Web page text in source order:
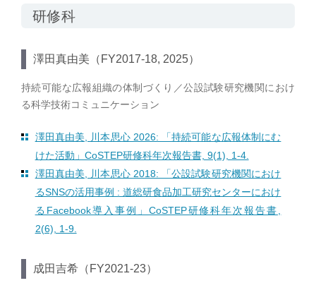
研修科
澤田真由美（FY2017-18, 2025）
持続可能な広報組織の体制づくり／公設試験研究機関におけ
る科学技術コミュニケーション
澤田真由美, 川本思心 2026: 「持続可能な広報体制にむ
けた活動」CoSTEP研修科年次報告書, 9(1), 1-4.
澤田真由美, 川本思心 2018: 「公設試験研究機関におけ
るSNSの活用事例 : 道総研食品加工研究センターにおけ
るFacebook導入事例」CoSTEP研修科年次報告書,
2(6), 1-9.
成田吉希（FY2021-23）